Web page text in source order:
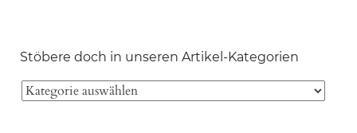
Stöbere doch in unseren Artikel-Kategorien